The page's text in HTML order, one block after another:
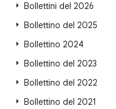
Bollettini del 2026
Bollettino del 2025
Bollettino 2024
Bollettino del 2023
Bollettino del 2022
Bollettino del 2021